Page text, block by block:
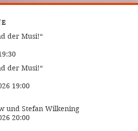
der Musi!“
der Musi!“
19:00
und Stefan Wilkening
20:00